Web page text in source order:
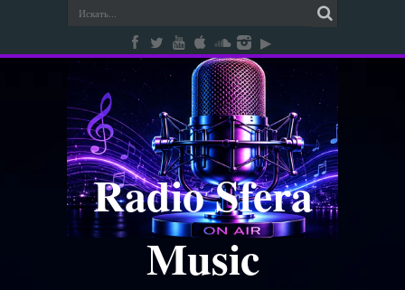
Radio Sfera
Music